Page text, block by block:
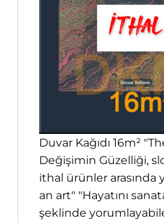
Duvar Kağıdı 16m²
Değişimin Güzelliği,
ithal ürünler arasında
an art" "Hayatını
şeklinde